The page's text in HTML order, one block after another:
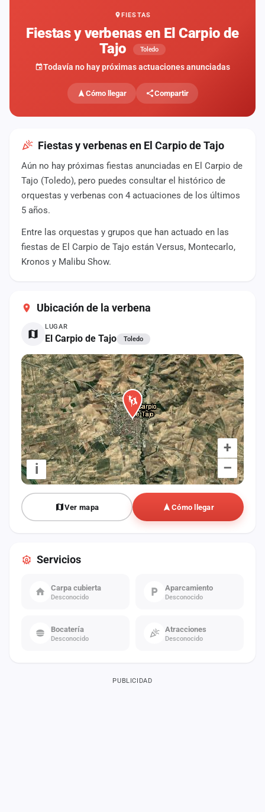
FIESTAS
Fiestas y verbenas en El Carpio de
Tajo
Toledo
Todavía no hay próximas actuaciones anunciadas
Cómo llegar Compartir
Fiestas y verbenas en El Carpio de Tajo
Aún no hay próximas fiestas anunciadas en El Carpio de
Tajo (Toledo), pero puedes consultar el histórico de
orquestas y verbenas con 4 actuaciones de los últimos
5 años.
Entre las orquestas y grupos que han actuado en las
fiestas de El Carpio de Tajo están Versus, Montecarlo,
Kronos y Malibu Show.
Ubicación de la verbena
LUGAR
El Carpio de Tajo Toledo
+
–
i
Ver mapa Cómo llegar
Servicios
Carpa cubierta
Desconocido
Aparcamiento
Desconocido
Bocatería
Desconocido
Atracciones
Desconocido
PUBLICIDAD
fiestas
Componentes
Agencias
Rankings
Vídeos
Anuncios
Iniciar
sesión
Crear
Contacto